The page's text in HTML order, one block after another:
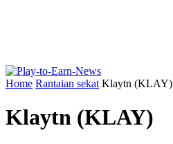
Home Rantaian sekat Klaytn (KLAY)
Klaytn (KLAY)